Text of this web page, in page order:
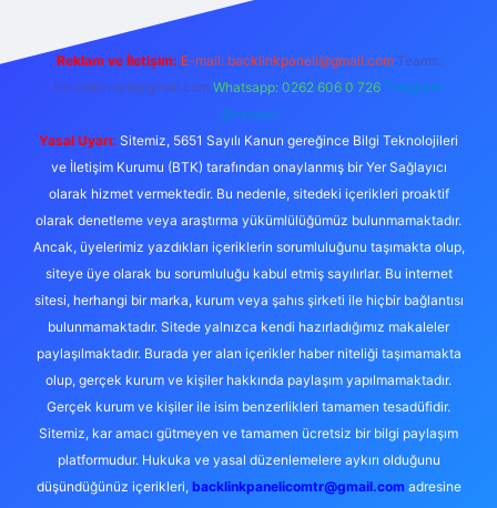
Reklam ve İletişim: E-mail: backlinkpaneli@gmail.com Teams:
forumhizmeti@gmail.com Whatsapp: 0262 606 0 726 Telegram:
@karabul
Yasal Uyarı: Sitemiz, 5651 Sayılı Kanun gereğince Bilgi Teknolojileri
ve İletişim Kurumu (BTK) tarafından onaylanmış bir Yer Sağlayıcı
olarak hizmet vermektedir. Bu nedenle, sitedeki içerikleri proaktif
olarak denetleme veya araştırma yükümlülüğümüz bulunmamaktadır.
Ancak, üyelerimiz yazdıkları içeriklerin sorumluluğunu taşımakta olup,
siteye üye olarak bu sorumluluğu kabul etmiş sayılırlar. Bu internet
sitesi, herhangi bir marka, kurum veya şahıs şirketi ile hiçbir bağlantısı
bulunmamaktadır. Sitede yalnızca kendi hazırladığımız makaleler
paylaşılmaktadır. Burada yer alan içerikler haber niteliği taşımamakta
olup, gerçek kurum ve kişiler hakkında paylaşım yapılmamaktadır.
Gerçek kurum ve kişiler ile isim benzerlikleri tamamen tesadüfidir.
Sitemiz, kar amacı gütmeyen ve tamamen ücretsiz bir bilgi paylaşım
platformudur. Hukuka ve yasal düzenlemelere aykırı olduğunu
düşündüğünüz içerikleri, backlinkpanelicomtr@gmail.comadresine